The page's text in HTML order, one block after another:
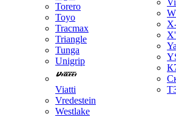
Torero
Toyo
Tracmax
Triangle
Tunga
Unigrip
Viatti
Vredestein
Westlake